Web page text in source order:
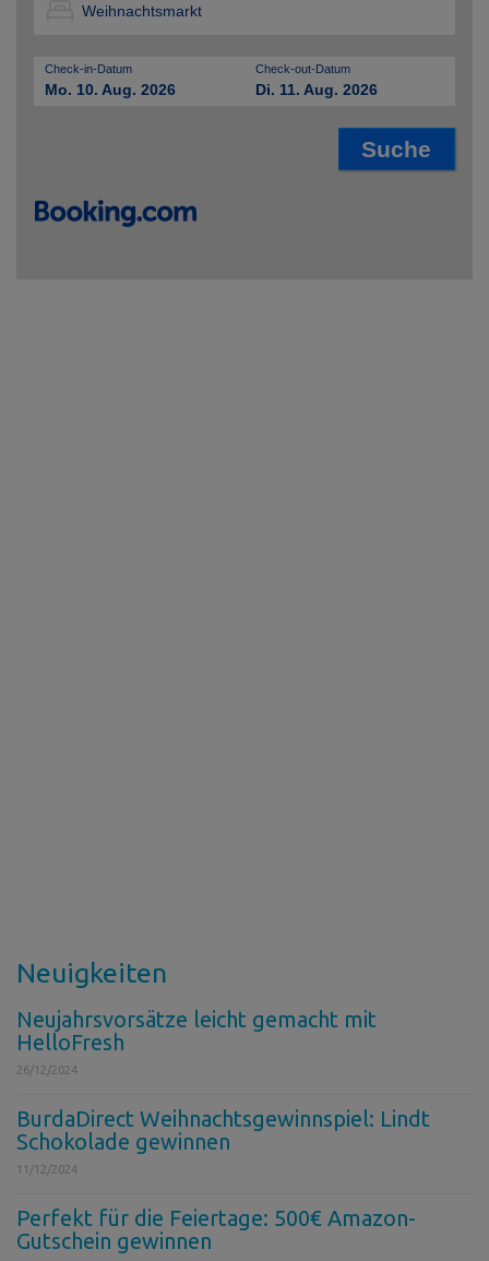
Check-in-Datum
Mo. 10. Aug. 2026
Check-out-Datum
Di. 11. Aug. 2026
Neuigkeiten
Neujahrsvorsätze leicht gemacht mit
HelloFresh
26/12/2024
BurdaDirect Weihnachtsgewinnspiel: Lindt
Schokolade gewinnen
11/12/2024
Perfekt für die Feiertage: 500€ Amazon-
Gutschein gewinnen